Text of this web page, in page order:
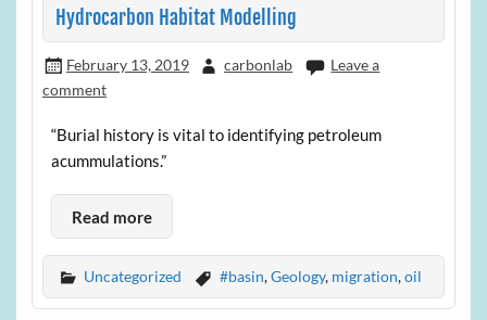
Hydrocarbon Habitat Modelling
February 13, 2019 carbonlab
Leave a
comment
“Burial history is vital to identifying petroleum
acummulations.”
Read more
Uncategorized #basin,Geology, migration,oil